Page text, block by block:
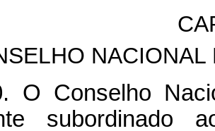
O Conselho